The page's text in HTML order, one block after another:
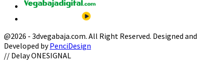
@2026 - 3dvegabaja.com. All Right Reserved. Designed and
Developed byPenciDesign
Facebook
Twitter
Instagram
Youtube
Email
// Delay ONESIGNAL